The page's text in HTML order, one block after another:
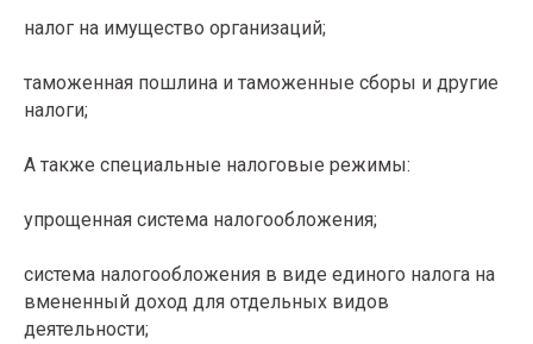
налог на имущество организаций;
таможенная пошлина и таможенные сборы и другие
налоги;
А также специальные налоговые режимы:
упрощенная система налогообложения;
система налогообложения в виде единого налога на
вмененный доход для отдельных видов
деятельности;